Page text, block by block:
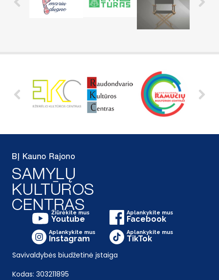
Žiūrėkite mus
Youtube
Aplankykite mus
Facebook
Aplankykite mus
Instagram
Aplankykite mus
TikTok
Savivaldybės biudžetinė įstaiga
Kodas: 303211895